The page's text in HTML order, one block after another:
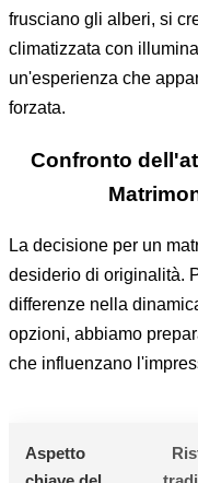
frusciano gli alberi, si
climatizzata con
un'esperienza che
forzata.
Confronto
La decisione per un
desiderio di originalità.
differenze nella
opzioni, abbiamo
che influenzano
Aspetto